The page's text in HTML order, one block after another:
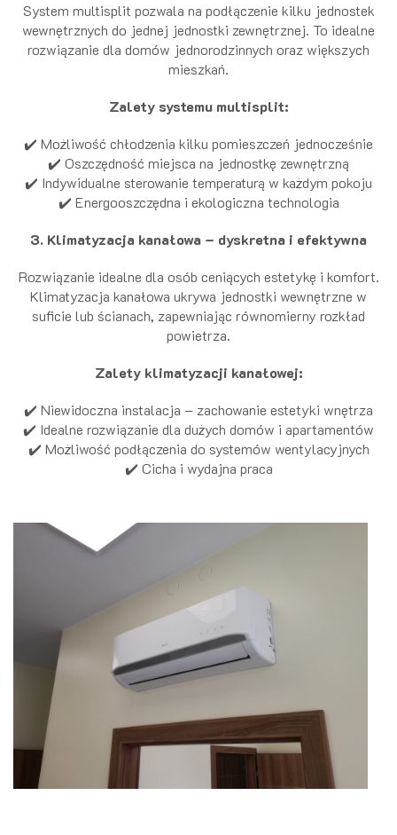
System multisplit pozwala na podłączenie kilku jednostek
wewnętrznych do jednej jednostki zewnętrznej. To idealne
rozwiązanie dla domów jednorodzinnych oraz większych
mieszkań.
Zalety systemu multisplit:
✔️ Możliwość chłodzenia kilku pomieszczeń jednocześnie
✔️ Oszczędność miejsca na jednostkę zewnętrzną
✔️ Indywidualne sterowanie temperaturą w każdym pokoju
✔️ Energooszczędna i ekologiczna technologia
3. Klimatyzacja kanałowa – dyskretna i efektywna
Rozwiązanie idealne dla osób ceniących estetykę i komfort.
Klimatyzacja kanałowa ukrywa jednostki wewnętrzne w
suficie lub ścianach, zapewniając równomierny rozkład
powietrza.
Zalety klimatyzacji kanałowej:
✔️ Niewidoczna instalacja – zachowanie estetyki wnętrza
✔️ Idealne rozwiązanie dla dużych domów i apartamentów
✔️ Możliwość podłączenia do systemów wentylacyjnych
✔️ Cicha i wydajna praca